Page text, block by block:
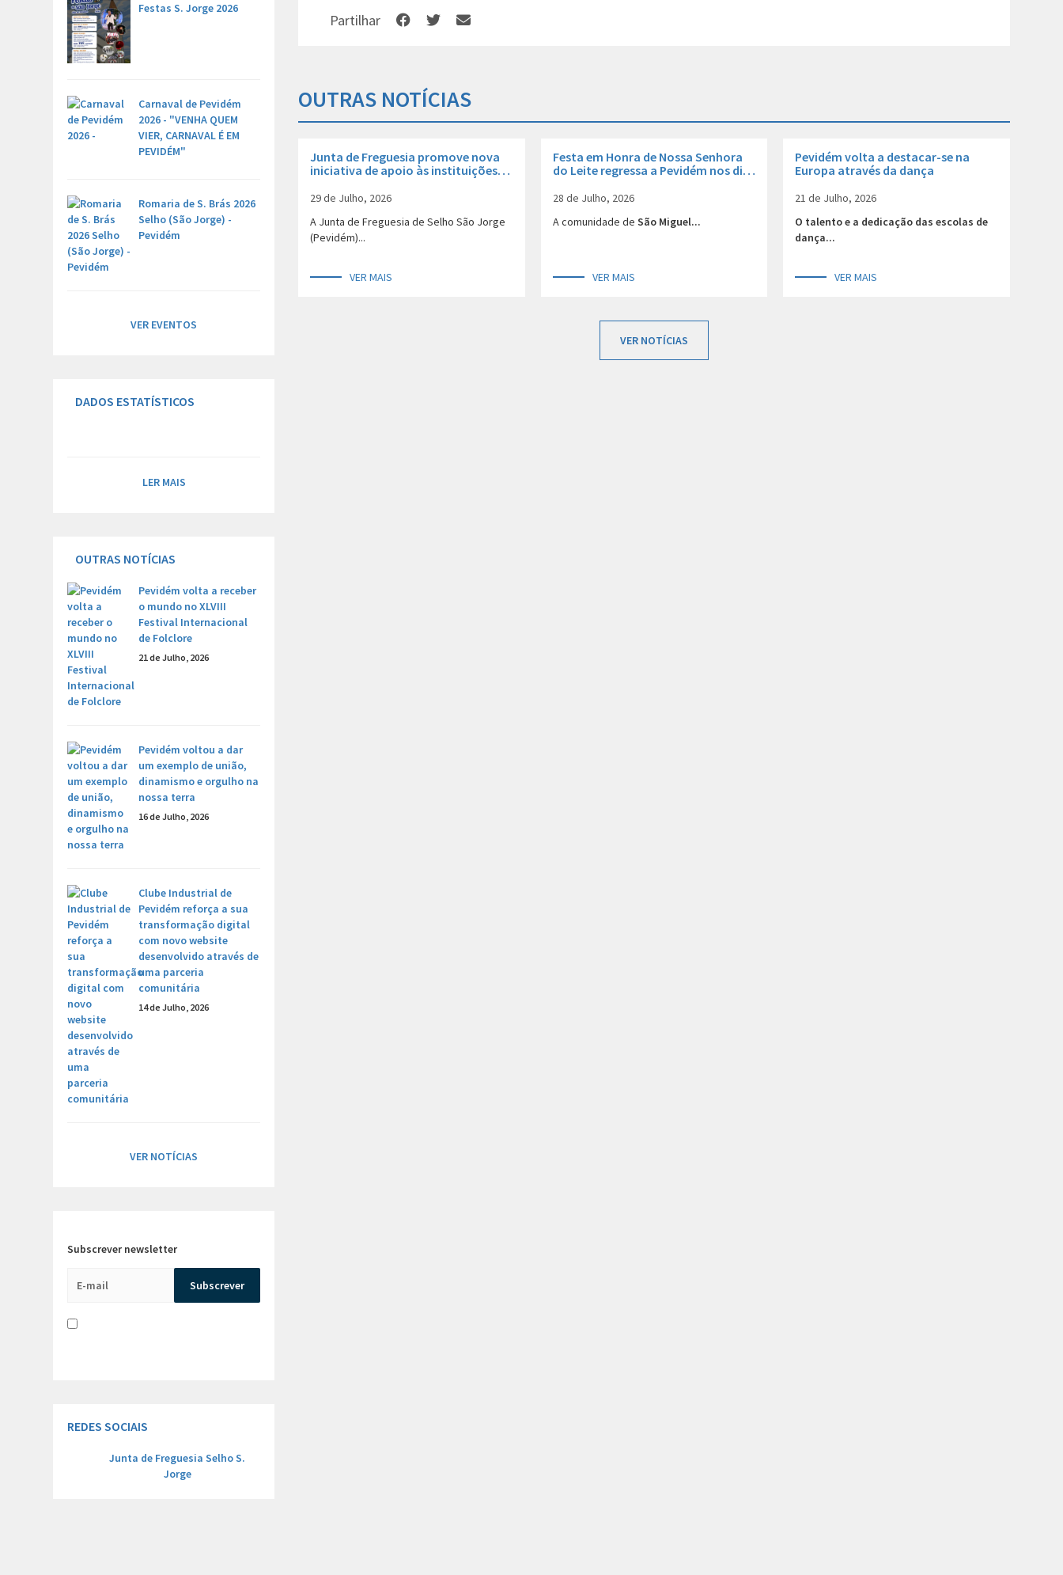
Partilhar
OUTRAS NOTÍCIAS
Junta de Freguesia promove nova
iniciativa de apoio às instituições
website da ASPEV – Vida a Cores
29 de Julho, 2026
A Junta de Freguesia de Selho São Jorge
(Pevidém)...
VER MAIS
Festa em Honra de Nossa Senhora
do Leite regressa a Pevidém nos dias
28 de Julho, 2026
A comunidade de São Miguel...
VER MAIS
Pevidém volta a destacar-se na
Europa através da dança
21 de Julho, 2026
O talento e a dedicação das escolas de
dança...
VER MAIS
VER NOTÍCIAS
Festas S. Jorge 2026
Carnaval de Pevidém
2026 - "VENHA QUEM
VIER, CARNAVAL É EM
PEVIDÉM"
Romaria de S. Brás 2026
Selho (São Jorge) -
Pevidém
VER EVENTOS
DADOS ESTATÍSTICOS
LER MAIS
OUTRAS NOTÍCIAS
Pevidém volta a receber
o mundo no XLVIII
Festival Internacional
de Folclore
21 de Julho, 2026
Pevidém voltou a dar
um exemplo de união,
dinamismo e orgulho na
nossa terra
16 de Julho, 2026
Clube Industrial de
Pevidém reforça a sua
transformação digital
com novo website
desenvolvido através de
uma parceria
comunitária
14 de Julho, 2026
VER NOTÍCIAS
Subscrever newsletter
REDES SOCIAIS
Junta de Freguesia Selho S.
Jorge